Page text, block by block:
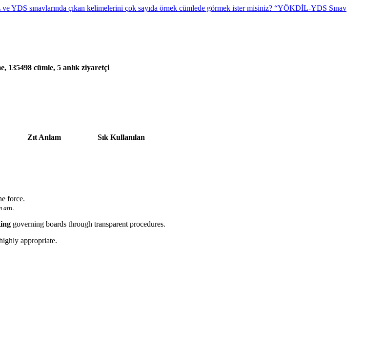
“YÖKDİL-YDS Sınav
135498 cümle, 5 anlık ziyaretçi
Zıt Anlam
Sık Kullanılan
force.
governing boards through transparent procedures.
appropriate.